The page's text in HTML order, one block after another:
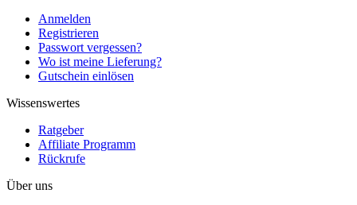
Anmelden
Registrieren
Passwort vergessen?
Wo ist meine Lieferung?
Gutschein einlösen
Wissenswertes
Ratgeber
Affiliate Programm
Rückrufe
Über uns